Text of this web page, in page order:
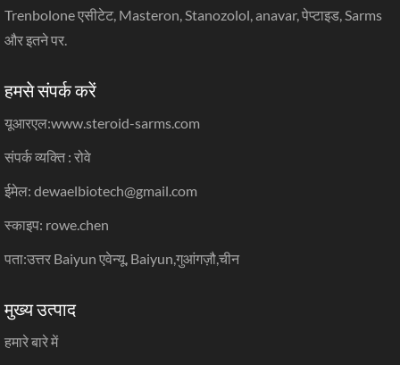
Trenbolone एसीटेट, Masteron, Stanozolol, anavar, पेप्टाइड, Sarms
और इतने पर.
हमसे संपर्क करें
यूआरएल:www.steroid-sarms.com
संपर्क व्यक्ति : रोवे
ईमेल: dewaelbiotech@gmail.com
स्काइप: rowe.chen
पता:उत्तर Baiyun एवेन्यू, Baiyun,गुआंगज़ौ,चीन
मुख्य उत्पाद
हमारे बारे में